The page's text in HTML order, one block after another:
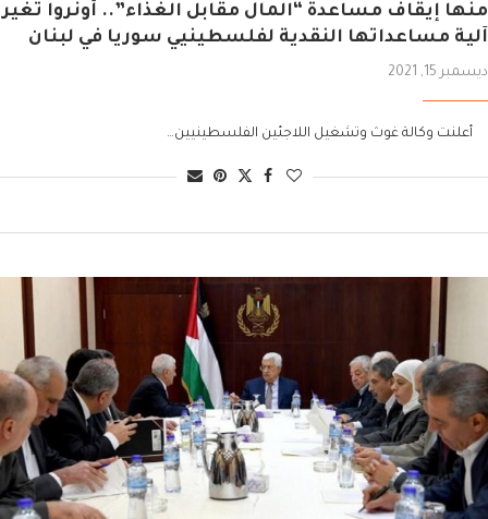
منها إيقاف مساعدة “المال مقابل الغذاء”.. أونروا تُغير
آلية مساعداتها النقدية لفلسطينيي سوريا في لبنان
ديسمبر 15, 2021
أعلنت وكالة غوث وتشغيل اللاجئين الفلسطينيين…